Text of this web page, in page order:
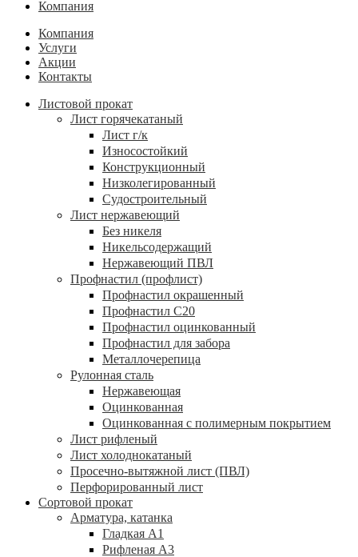
Компания
Компания
Услуги
Акции
Контакты
Листовой прокат
Лист горячекатаный
Лист г/к
Износостойкий
Конструкционный
Низколегированный
Судостроительный
Лист нержавеющий
Без никеля
Никельсодержащий
Нержавеющий ПВЛ
Профнастил (профлист)
Профнастил окрашенный
Профнастил С20
Профнастил оцинкованный
Профнастил для забора
Металлочерепица
Рулонная сталь
Нержавеющая
Оцинкованная
Оцинкованная с полимерным покрытием
Лист рифленый
Лист холоднокатаный
Просечно-вытяжной лист (ПВЛ)
Перфорированный лист
Сортовой прокат
Арматура, катанка
Гладкая А1
Рифленая А3